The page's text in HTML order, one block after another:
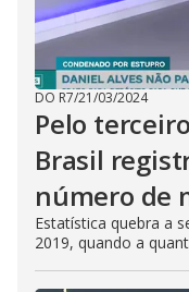
DO R7/21/03/2024
Pelo
Brasil
número de
Estatística quebra a
2019, quando a